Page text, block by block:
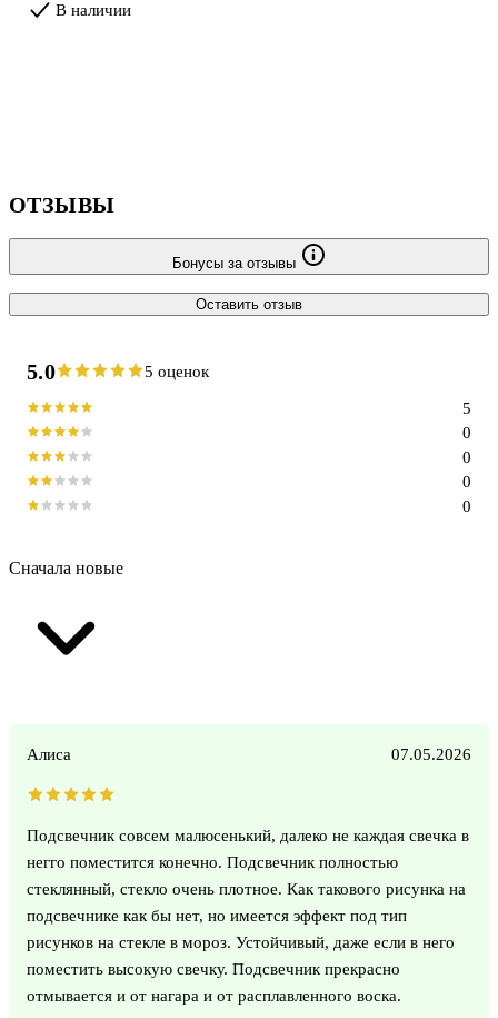
В наличии
ОТЗЫВЫ
Бонусы за отзывы
Оставить отзыв
5.0 5 оценок
0
0
0
0
5
Сначала новые
Алиса 07.05.2026
Подсвечник совсем малюсенький, далеко не каждая свечка в
негго поместится конечно. Подсвечник полностью
стеклянный, стекло очень плотное. Как такового рисунка на
подсвечнике как бы нет, но имеется эффект под тип
рисунков на стекле в мороз. Устойчивый, даже если в него
поместить высокую свечку. Подсвечник прекрасно
отмывается и от нагара и от расплавленного воска.